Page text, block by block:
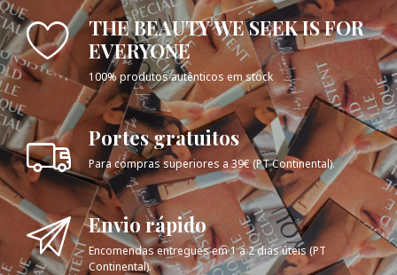
THE BEAUTY WE SEEK IS FOR
EVERYONE
100% produtos autênticos em stock
Portes gratuitos
Para compras superiores a 39€ (PT Continental).
Envio rápido
Encomendas entregues em 1 a 2 dias úteis (PT
Continental).